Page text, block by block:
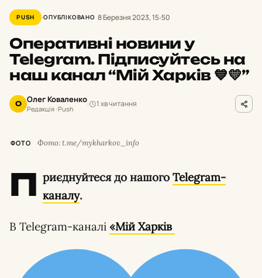
PUSH ОПУБЛІКОВАНО 8 Березня 2023, 15:50
Оперативні новини у
Telegram. Підписуйтесь на
наш канал “Мій Харків 💙💛”
О Олег Коваленко
Редакція · Push
1 хв читання
ФОТО Фото: t.me/mykharkov_info
П риєднуйтеся до нашогоTelegram-
каналу.
В Telegram-каналі «Мій Харків